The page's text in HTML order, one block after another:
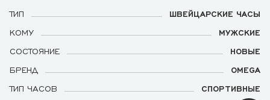
ТИП
ШВЕЙЦАРСКИЕ ЧАСЫ
КОМУ
МУЖСКИЕ
СОСТОЯНИЕ
НОВЫЕ
БРЕНД
OMEGA
ТИП ЧАСОВ
СПОРТИВНЫЕ